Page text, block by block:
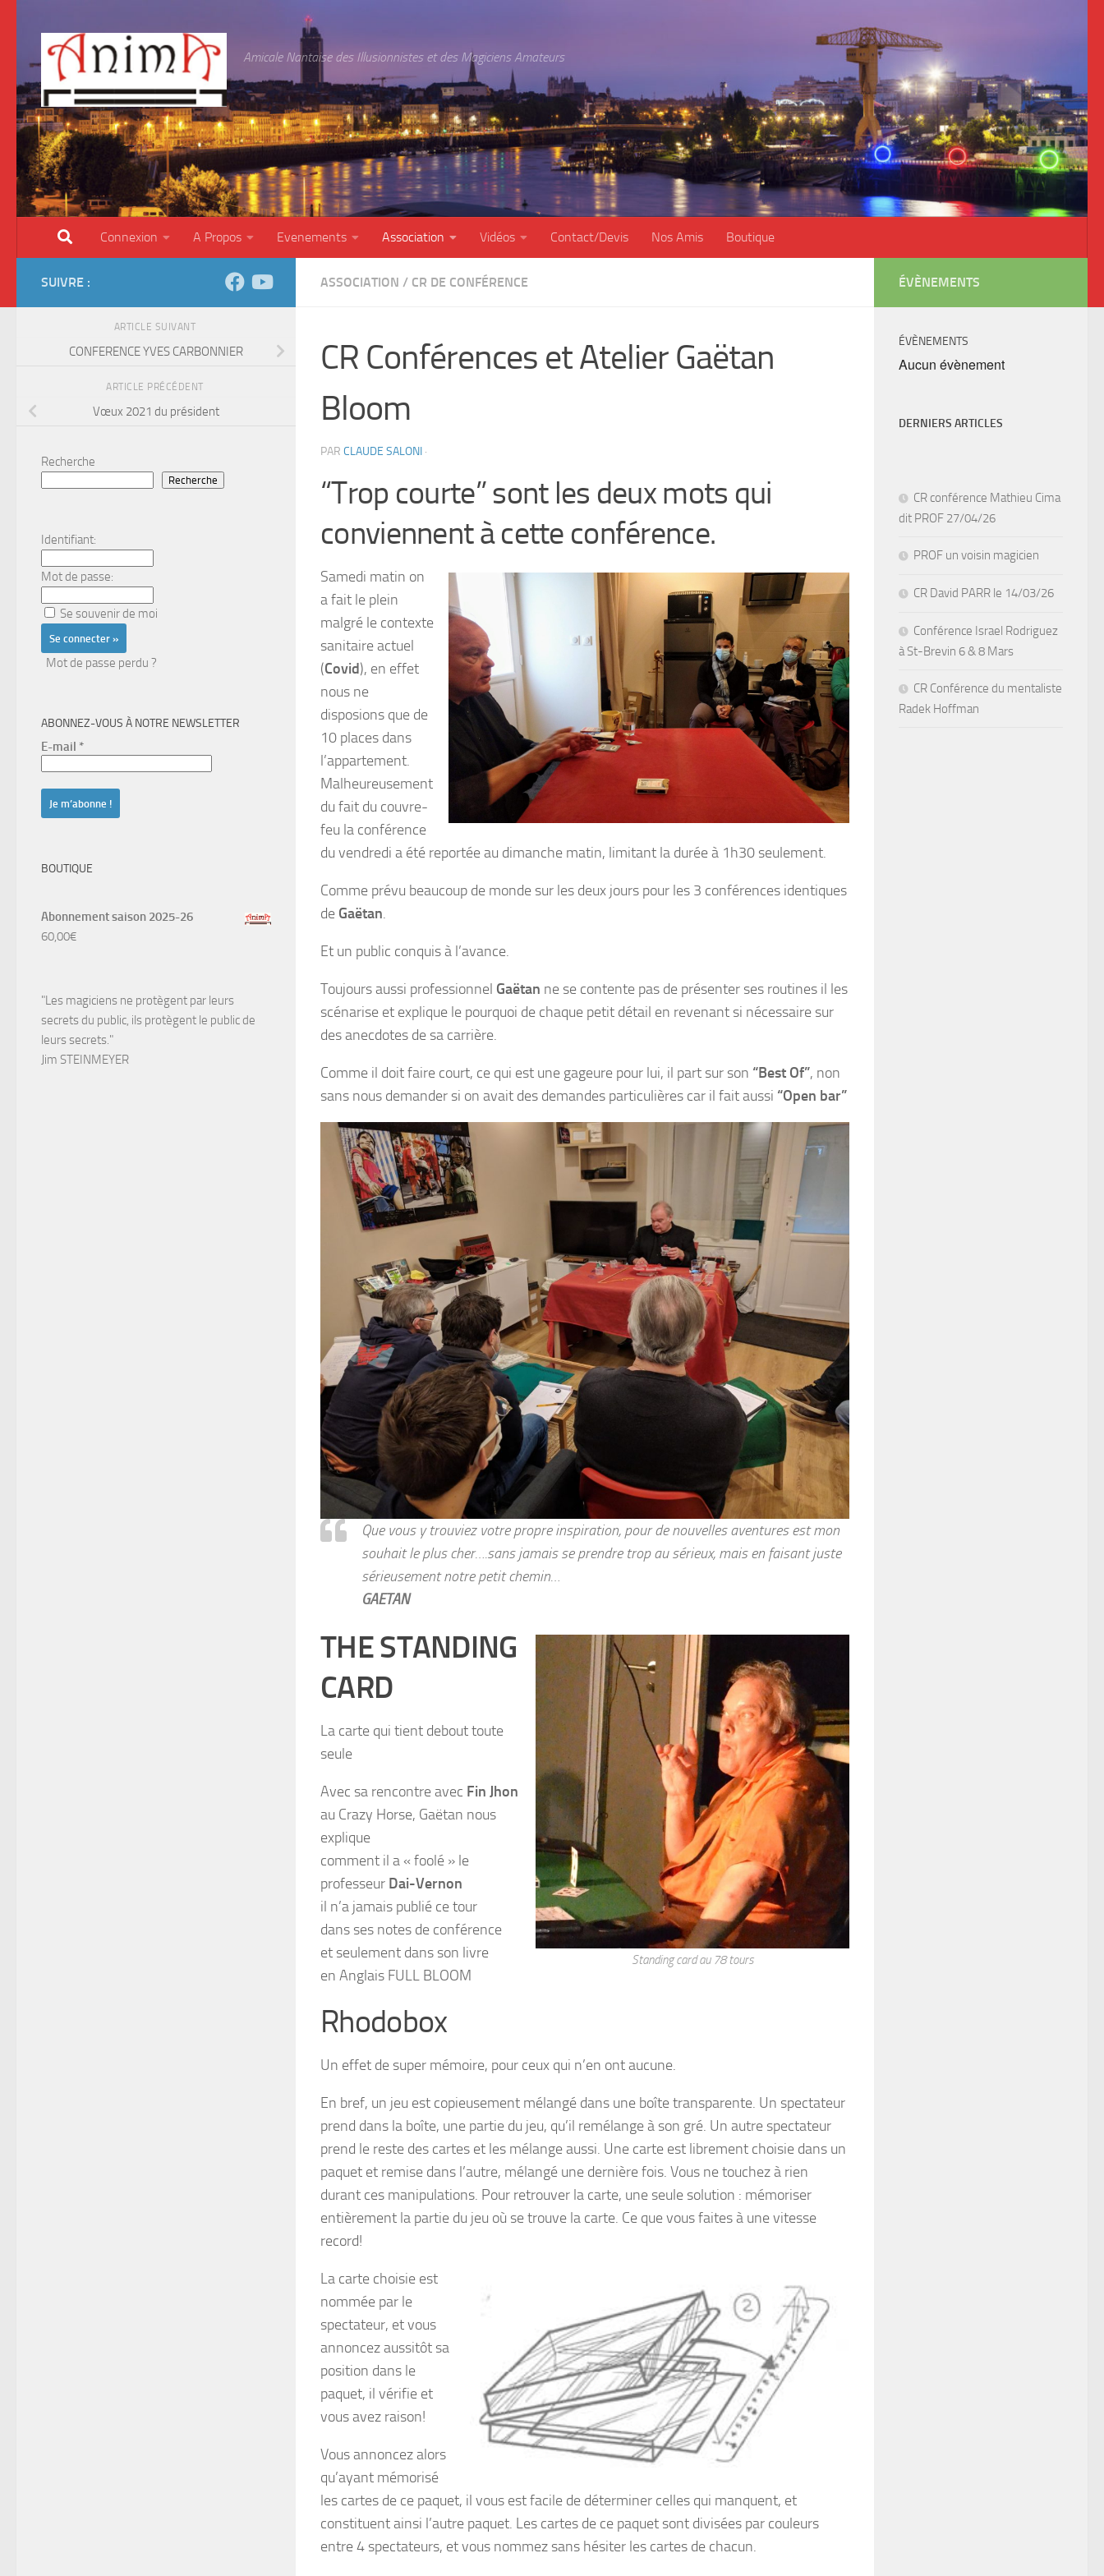
Amicale Nantaise des Illusionnistes et des Magiciens Amateurs
Connexion A Propos Evenements Association Vidéos Contact/Devis Nos Amis Boutique
ASSOCIATION / CR DE CONFÉRENCE
CR Conférences et Atelier Gaëtan
Bloom
PAR CLAUDE SALONI ·
“Trop courte” sont les deux mots qui
conviennent à cette conférence.
Samedi matin on
a fait le plein
malgré le contexte
sanitaire actuel
(Covid), en effet
nous ne
disposions que de
10 places dans
l’appartement.
Malheureusement
du fait du couvre-
feu la conférence
du vendredi a été reportée au dimanche matin, limitant la durée à 1h30 seulement.
Comme prévu beaucoup de monde sur les deux jours pour les 3 conférences identiques
de Gaëtan.
Et un public conquis à l’avance.
Toujours aussi professionnel Gaëtan ne se contente pas de présenter ses routines il les
scénarise et explique le pourquoi de chaque petit détail en revenant si nécessaire sur
des anecdotes de sa carrière.
Comme il doit faire court, ce qui est une gageure pour lui, il part sur son “Best Of”, non
sans nous demander si on avait des demandes particulières car il fait aussi “Open bar”
Que vous y trouviez votre propre inspiration, pour de nouvelles aventures est mon
souhait le plus cher….sans jamais se prendre trop au sérieux, mais en faisant juste
sérieusement notre petit chemin…
GAETAN
Standing card au 78 tours
THE STANDING
CARD
La carte qui tient debout toute
seule
Avec sa rencontre avec Fin Jhon
au Crazy Horse, Gaëtan nous
explique
comment il a « foolé » le
professeur Dai-Vernon
il n’a jamais publié ce tour
dans ses notes de conférence
et seulement dans son livre
en Anglais FULL BLOOM
Rhodobox
Un effet de super mémoire, pour ceux qui n’en ont aucune.
En bref, un jeu est copieusement mélangé dans une boîte transparente. Un spectateur
prend dans la boîte, une partie du jeu, qu’il remélange à son gré. Un autre spectateur
prend le reste des cartes et les mélange aussi. Une carte est librement choisie dans un
paquet et remise dans l’autre, mélangé une dernière fois. Vous ne touchez à rien
durant ces manipulations. Pour retrouver la carte, une seule solution : mémoriser
entièrement la partie du jeu où se trouve la carte. Ce que vous faites à une vitesse
record!
La carte choisie est
nommée par le
spectateur, et vous
annoncez aussitôt sa
position dans le
paquet, il vérifie et
vous avez raison!
Vous annoncez alors
qu’ayant mémorisé
les cartes de ce paquet, il vous est facile de déterminer celles qui manquent, et
constituent ainsi l’autre paquet. Les cartes de ce paquet sont divisées par couleurs
entre 4 spectateurs, et vous nommez sans hésiter les cartes de chacun.
SUIVRE :
ARTICLE SUIVANT
CONFERENCE YVES CARBONNIER
ARTICLE PRÉCÉDENT
Vœux 2021 du président
Recherche
Recherche
Identifiant:
Mot de passe:
Se souvenir de moi
Mot de passe perdu ?
ABONNEZ-VOUS À NOTRE NEWSLETTER
E-mail *
BOUTIQUE
Abonnement saison 2025-26
60,00€
"Les magiciens ne protègent par leurs
secrets du public, ils protègent le public de
leurs secrets."
Jim STEINMEYER
ÉVÈNEMENTS
ÉVÈNEMENTS
Aucun évènement
DERNIERS ARTICLES
CR conférence Mathieu Cima
dit PROF 27/04/26
PROF un voisin magicien
CR David PARR le 14/03/26
Conférence Israel Rodriguez
à St-Brevin 6 & 8 Mars
CR Conférence du mentaliste
Radek Hoffman